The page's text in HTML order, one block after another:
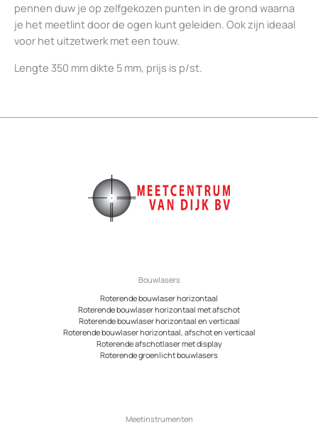
pennen duw je op zelfgekozen punten in de grond waarna
je het meetlint door de ogen kunt geleiden. Ook zijn ideaal
voor het uitzetwerk met een touw.
Lengte 350 mm dikte 5 mm, prijs is p/st.
Bouwlasers
Roterende bouwlaser horizontaal
Roterende bouwlaser horizontaal met afschot
Roterende bouwlaser horizontaal en verticaal
Roterende bouwlaser horizontaal, afschot en verticaal
Roterende afschotlaser met display
Roterende groenlicht bouwlasers
Meetinstrumenten